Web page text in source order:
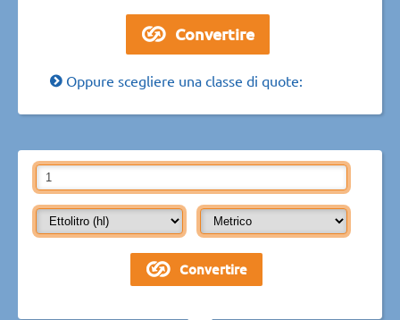
Oppure scegliere una classe di quote: